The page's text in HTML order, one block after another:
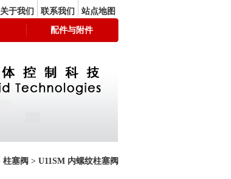
关于我们 联系我们 站点地图
配件与附件
柱塞阀 > U11SM 内螺纹柱塞阀